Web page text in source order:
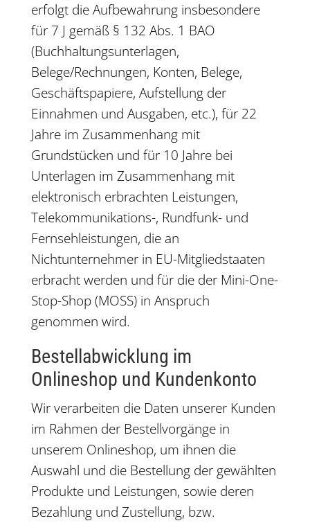
erfolgt die Aufbewahrung insbesondere
für 7 J gemäß § 132 Abs. 1 BAO
(Buchhaltungsunterlagen,
Belege/Rechnungen, Konten, Belege,
Geschäftspapiere, Aufstellung der
Einnahmen und Ausgaben, etc.), für 22
Jahre im Zusammenhang mit
Grundstücken und für 10 Jahre bei
Unterlagen im Zusammenhang mit
elektronisch erbrachten Leistungen,
Telekommunikations-, Rundfunk- und
Fernsehleistungen, die an
Nichtunternehmer in EU-Mitgliedstaaten
erbracht werden und für die der Mini-One-
Stop-Shop (MOSS) in Anspruch
genommen wird.
Bestellabwicklung im
Onlineshop und Kundenkonto
Wir verarbeiten die Daten unserer Kunden
im Rahmen der Bestellvorgänge in
unserem Onlineshop, um ihnen die
Auswahl und die Bestellung der gewählten
Produkte und Leistungen, sowie deren
Bezahlung und Zustellung, bzw.